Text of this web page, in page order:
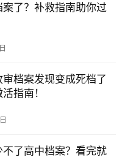
了？补救指南助你过
档案发现变成死档了
指南！
不了高中档案？看完就